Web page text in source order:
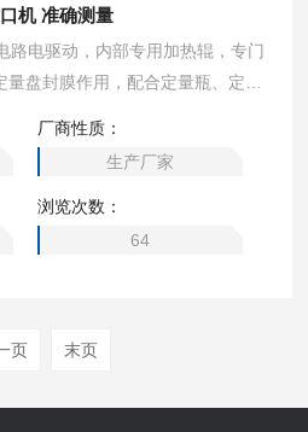
机 准确测量
路电驱动，内部专用加热辊，专门
盘封膜作用，配合定量瓶、定量
）大肠菌群、肠球菌和绿脓假单
定量封口机 准确测量
厂商性质：
生产厂家
浏览次数：
64
页 末页